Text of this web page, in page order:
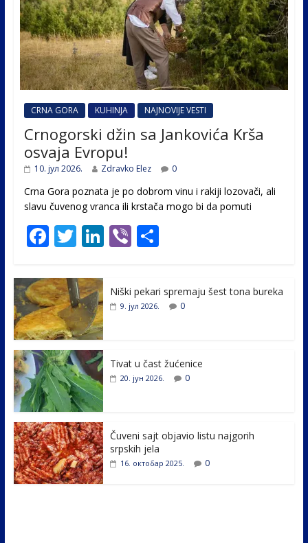
CRNA GORA KUHINJA NAJNOVIJE VESTI
Crnogorski džin sa Jankovića Krša
osvaja Evropu!
10. јул 2026. Zdravko Elez 0
Crna Gora poznata je po dobrom vinu i rakiji lozovači, ali
slavu čuvenog vranca ili krstača mogo bi da pomuti
F
e
b
o
o
k
T
itt
er
Li
e
Vi
er
S
e
Niški pekari spremaju šest tona bureka
9. јул 2026. 0
Tivat u čast žućenice
20. јун 2026. 0
Čuveni sajt objavio listu najgorih
srpskih jela
16. октобар 2025. 0